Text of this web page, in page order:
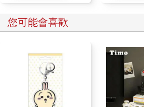
您可能會喜歡